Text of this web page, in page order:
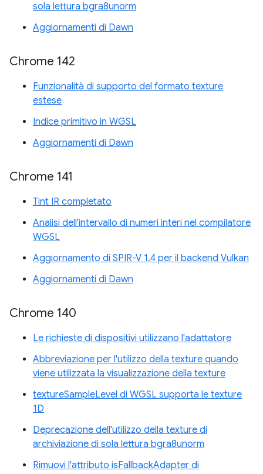
sola lettura bgra8unorm
Aggiornamenti di Dawn
Chrome 142
Funzionalità di supporto del formato texture
estese
Indice primitivo in WGSL
Aggiornamenti di Dawn
Chrome 141
Tint IR completato
Analisi dell'intervallo di numeri interi nel compilatore
WGSL
Aggiornamento di SPIR-V 1.4 per il backend Vulkan
Aggiornamenti di Dawn
Chrome 140
Le richieste di dispositivi utilizzano l'adattatore
Abbreviazione per l'utilizzo della texture quando
viene utilizzata la visualizzazione della texture
textureSampleLevel di WGSL supporta le texture
1D
Deprecazione dell'utilizzo della texture di
archiviazione di sola lettura bgra8unorm
Rimuovi l'attributo isFallbackAdapter di